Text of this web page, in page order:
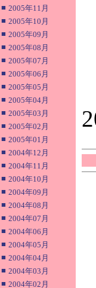
■ 2005年11月
■ 2005年10月
■ 2005年09月
■ 2005年08月
■ 2005年07月
■ 2005年06月
■ 2005年05月
■ 2005年04月
■ 2005年03月
■ 2005年02月
■ 2005年01月
■ 2004年12月
■ 2004年11月
■ 2004年10月
■ 2004年09月
■ 2004年08月
■ 2004年07月
■ 2004年06月
■ 2004年05月
■ 2004年04月
■ 2004年03月
■ 2004年02月